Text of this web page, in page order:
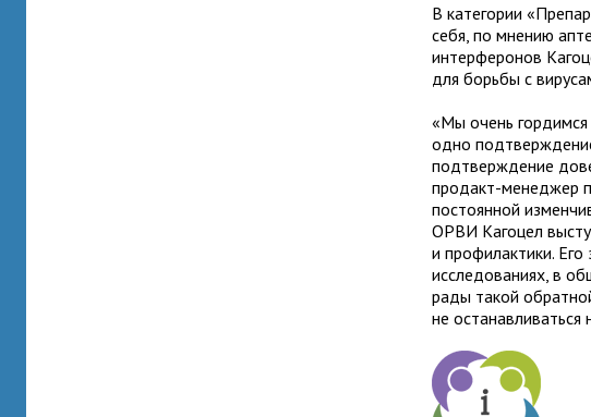
В категории
себя, по мнению
интерферонов
для борьбы с
«Мы очень
одно
подтверждение
продакт-менеджер
постоянной
ОРВИ Кагоцел
и профилактики.
исследованиях, в
рады такой
не